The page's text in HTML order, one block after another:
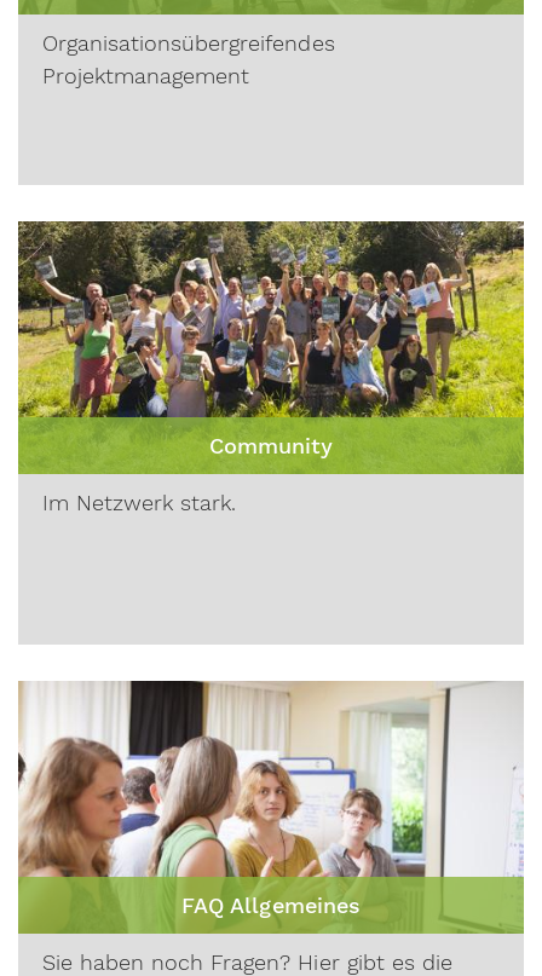
Organisationsübergreifendes
Projektmanagement
Community
Im Netzwerk stark.
FAQ Allgemeines
Sie haben noch Fragen? Hier gibt es die